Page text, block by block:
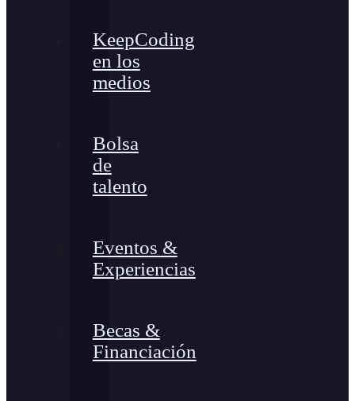
KeepCoding
en los
medios
Bolsa
de
talento
Eventos &
Experiencias
Becas &
Financiación